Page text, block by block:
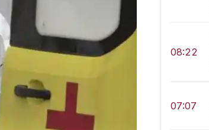
08:22
07:07